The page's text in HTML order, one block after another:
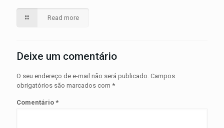
Read more
Deixe um comentário
O seu endereço de e-mail não será publicado. Campos
obrigatórios são marcados com *
Comentário *